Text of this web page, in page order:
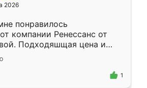
2026
понравилось
компании Ренессанс от
Подходяшщая цена и
изготовления. Приехавший
Владислав
эскизу самый
1